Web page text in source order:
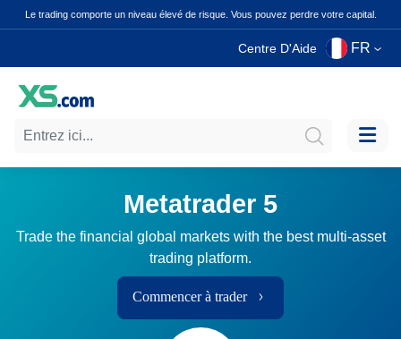
Le trading comporte un niveau élevé de risque. Vous pouvez perdre votre capital.
Centre D'Aide FR
Metatrader 5
Trade the financial global markets with the best multi-asset
trading platform.
Commencer à trader